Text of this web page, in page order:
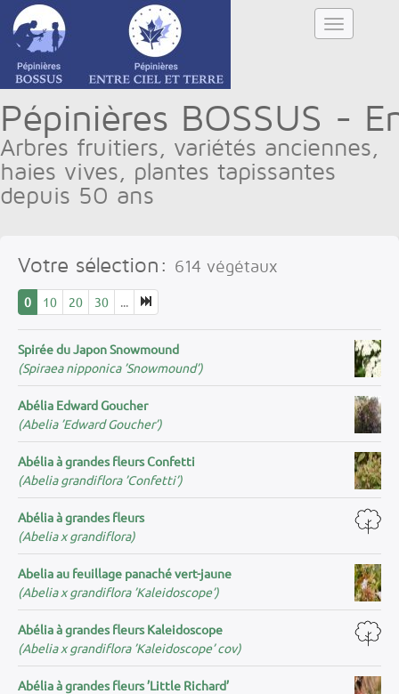
Pépinières BOSSUS -
Arbres fruitiers, variétés anciennes,
haies vives, plantes tapissantes
depuis 50 ans
Votre sélection: 614 végétaux
0 10 20 30
Spirée du Japon Snowmound
(Spiraea nipponica ’Snowmound’)
Abélia Edward Goucher
(Abelia ’Edward Goucher’)
Abélia à grandes fleurs Confetti
(Abelia grandiflora ’Confetti’)
Abélia à grandes fleurs
(Abelia x grandiflora)
Abelia au feuillage panaché vert-jaune
(Abelia x grandiflora ’Kaleidoscope’)
Abélia à grandes fleurs Kaleidoscope
(Abelia x grandiflora ’Kaleidoscope’ cov)
Abélia à grandes fleurs ’Little Richard’